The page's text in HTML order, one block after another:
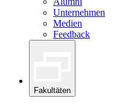
Unternehmen
Medien
Feedback
Fakultäten